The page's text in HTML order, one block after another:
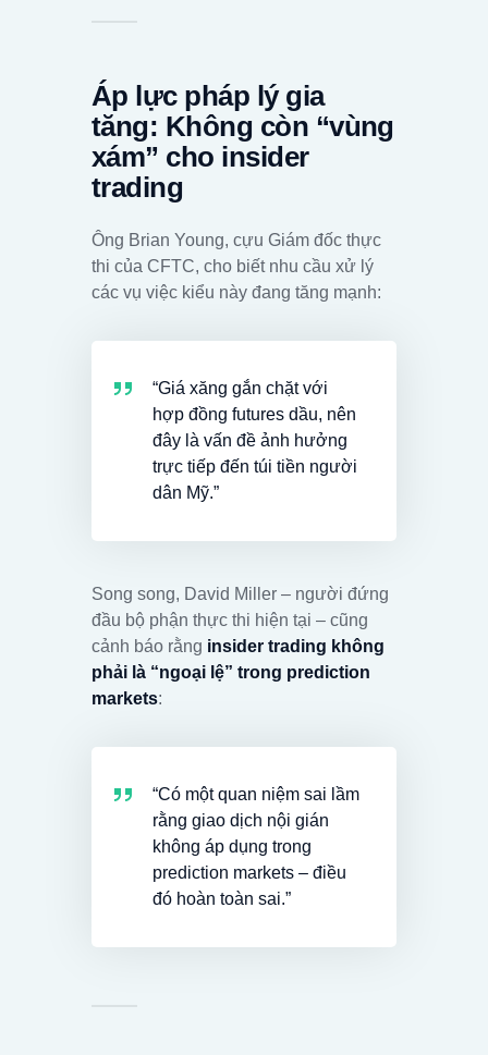
Áp lực pháp lý gia
tăng: Không còn “vùng
xám” cho insider
trading
Ông Brian Young, cựu Giám đốc thực
thi của CFTC, cho biết nhu cầu xử lý
các vụ việc kiểu này đang tăng mạnh:
“Giá xăng gắn chặt với
hợp đồng futures dầu, nên
đây là vấn đề ảnh hưởng
trực tiếp đến túi tiền người
dân Mỹ.”
Song song, David Miller – người đứng
đầu bộ phận thực thi hiện tại – cũng
cảnh báo rằng insider trading không
phải là “ngoại lệ” trong prediction
markets:
“Có một quan niệm sai lầm
rằng giao dịch nội gián
không áp dụng trong
prediction markets – điều
đó hoàn toàn sai.”